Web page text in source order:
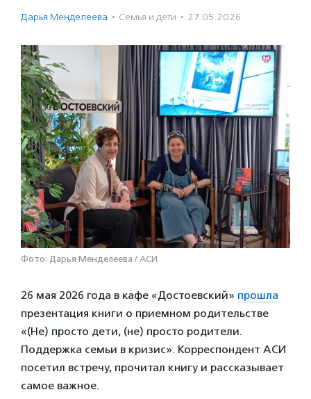
Дарья Менделеева · Семья и дети · 27.05.2026
Фото: Дарья Менделеева / АСИ
26 мая 2026 года в кафе «Достоевский» прошла
презентация книги о приемном родительстве
«(Не) просто дети, (не) просто родители.
Поддержка семьи в кризис». Корреспондент АСИ
посетил встречу, прочитал книгу и рассказывает
самое важное.